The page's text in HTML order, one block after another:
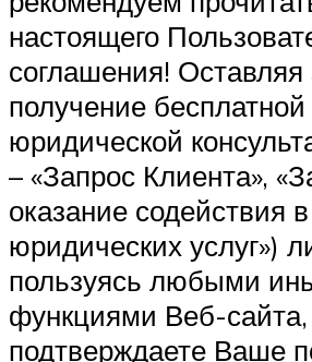
настоящего
соглашения! Оставляя
получение бесплатной
юридической
– «Запрос Клиента»,
оказание содействия
юридических услуг»)
пользуясь любыми
функциями Веб-
подтверждаете Ваше